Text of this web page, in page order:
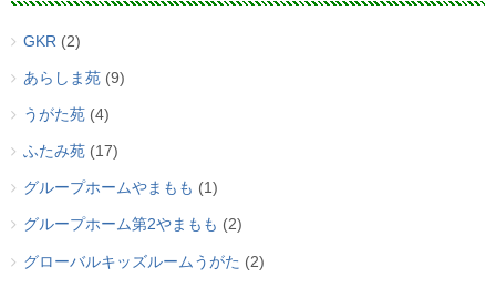
GKR (2)
あらしま苑 (9)
うがた苑 (4)
ふたみ苑 (17)
グループホームやまもも (1)
グループホーム第2やまもも (2)
グローバルキッズルームうがた (2)